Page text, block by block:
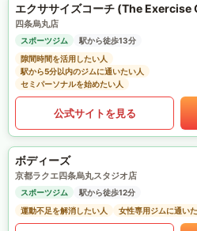
エクササイズコーチ (The Exercise
四条烏丸店
スポーツジム
駅から徒歩13分
隙間時間を活用したい人
駅から5分以内のジムに通いたい人
セミパーソナルを始めたい人
公式サイトを見る
ボディーズ
京都ラクエ四条烏丸スタジオ店
スポーツジム
駅から徒歩12分
運動不足を解消したい人
女性専用ジムに通い